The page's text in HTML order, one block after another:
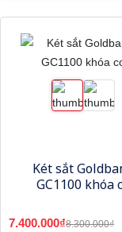
Két sắt
GC1100 khóa
7.400.000₫8.300.000₫